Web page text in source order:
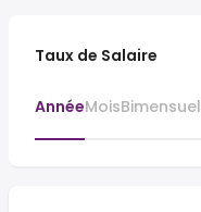
Taux de Salaire
AnnéeMoisBimensuel